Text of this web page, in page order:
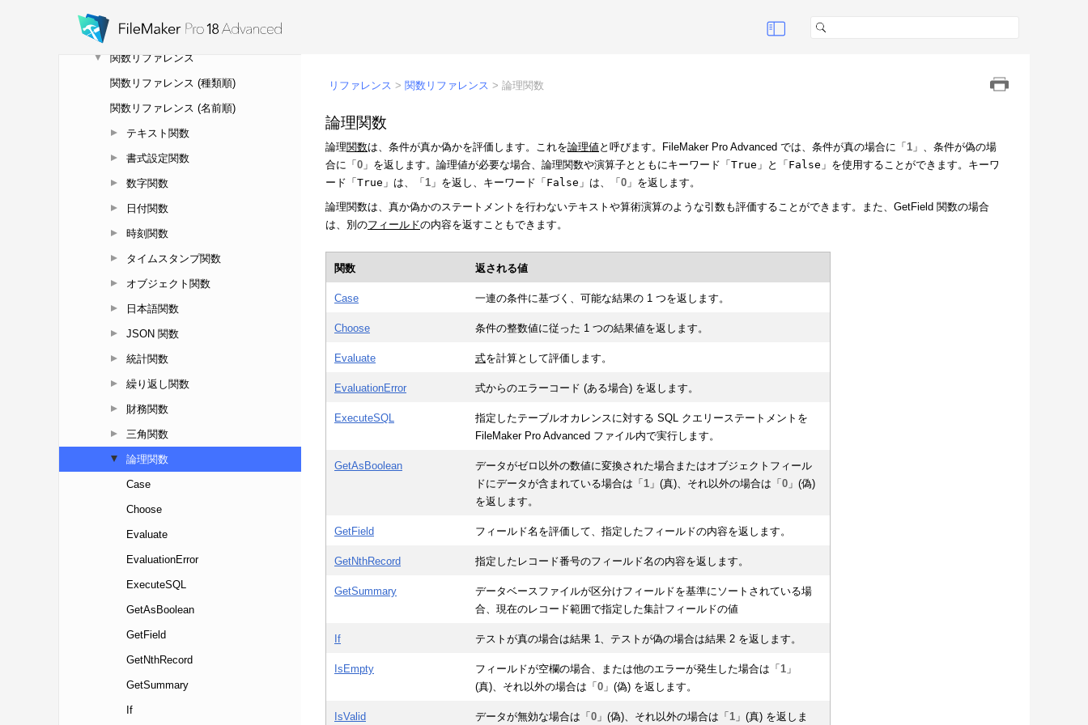
キーボードショートカット (macOS)
関数リファレンス
関数リファレンス (種類順)
関数リファレンス (名前順)
テキスト関数
書式設定関数
数字関数
日付関数
時刻関数
タイムスタンプ関数
オブジェクト関数
日本語関数
JSON 関数
統計関数
繰り返し関数
財務関数
三角関数
論理関数
Case
Choose
Evaluate
EvaluationError
ExecuteSQL
GetAsBoolean
GetField
GetNthRecord
GetSummary
If